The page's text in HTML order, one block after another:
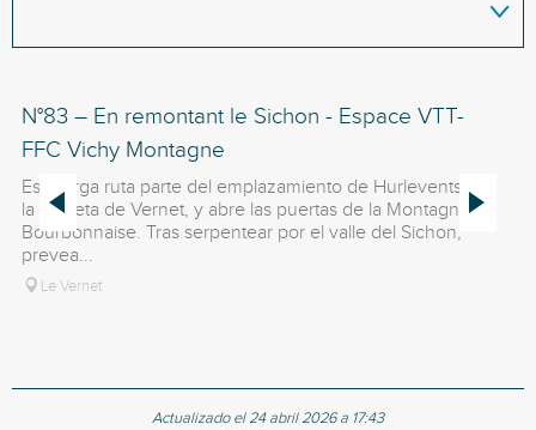
N°83 – En remontant le Sichon - Espace VTT-
FFC Vichy Montagne
Esta larga ruta parte del emplazamiento de Hurlevents, en
la meseta de Vernet, y abre las puertas de la Montagne
Bourbonnaise. Tras serpentear por el valle del Sichon,
prevea...
Le Vernet
Actualizado el 24 abril 2026 a 17:43